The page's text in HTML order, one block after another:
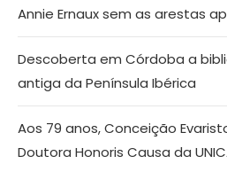
Annie Ernaux sem as arestas
Descoberta em Córdoba a
antiga da Península Ibérica
Aos 79 anos, Conceição
Doutora Honoris Causa da